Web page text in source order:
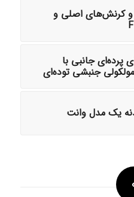
کرنش‌های اصلی و
پرده‌ای جانبی با
جنبشی توده‌ای
یک مدل وانت